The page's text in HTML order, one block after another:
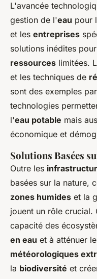
L'avancée
gestion de l'eau pour
et les entreprises
solutions inédites
ressources limitées.
et les techniques de
sont des exemples
technologies
l'eau potable mais
économique et
Solutions Basées
Outre les
basées sur la nature,
zones humides et la
jouent un rôle crucial.
capacité des
en eau et à atténuer
météorologiques
la biodiversité et